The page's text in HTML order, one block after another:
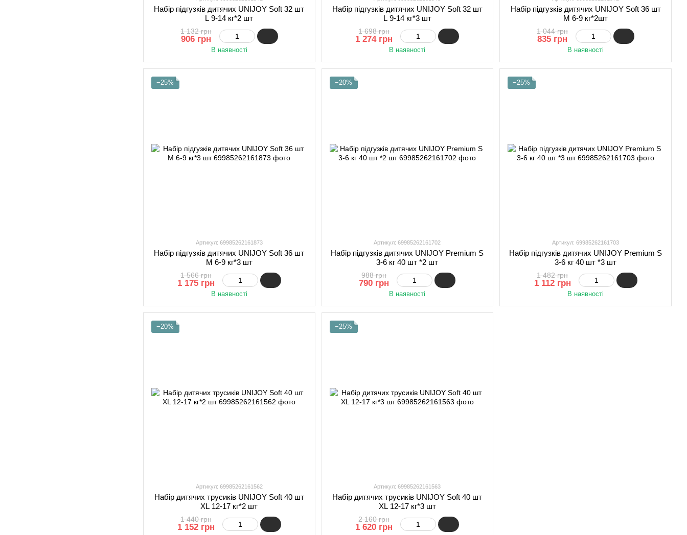
Набір підгузків дитячих UNIJOY Soft 32 шт
L 9-14 кг*2 шт
1 132 грн
906 грн
В наявності
Набір підгузків дитячих UNIJOY Soft 32 шт
L 9-14 кг*3 шт
1 698 грн
1 274 грн
В наявності
Набір підгузків дитячих UNIJOY Soft 36 шт
М 6-9 кг*2шт
1 044 грн
835 грн
В наявності
−25%
Артикул: 69985262161873
Набір підгузків дитячих UNIJOY Soft 36 шт
М 6-9 кг*3 шт
1 566 грн
1 175 грн
В наявності
−20%
Артикул: 69985262161702
Набір підгузків дитячих UNIJOY Premium S
3-6 кг 40 шт *2 шт
988 грн
790 грн
В наявності
−25%
Артикул: 69985262161703
Набір підгузків дитячих UNIJOY Premium S
3-6 кг 40 шт *3 шт
1 482 грн
1 112 грн
В наявності
−20%
Артикул: 69985262161562
Набір дитячих трусиків UNIJOY Soft 40 шт
XL 12-17 кг*2 шт
1 440 грн
1 152 грн
−25%
Артикул: 69985262161563
Набір дитячих трусиків UNIJOY Soft 40 шт
XL 12-17 кг*3 шт
2 160 грн
1 620 грн